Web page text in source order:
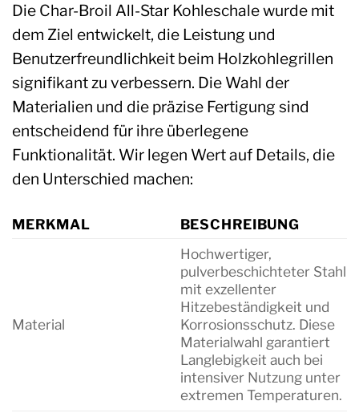
Die Char-Broil All-Star Kohleschale wurde mit
dem Ziel entwickelt, die Leistung und
Benutzerfreundlichkeit beim Holzkohlegrillen
signifikant zu verbessern. Die Wahl der
Materialien und die präzise Fertigung sind
entscheidend für ihre überlegene
Funktionalität. Wir legen Wert auf Details, die
den Unterschied machen:
MERKMAL BESCHREIBUNG
Material
Hochwertiger,
pulverbeschichteter Stahl
mit exzellenter
Hitzebeständigkeit und
Korrosionsschutz. Diese
Materialwahl garantiert
Langlebigkeit auch bei
intensiver Nutzung unter
extremen Temperaturen.